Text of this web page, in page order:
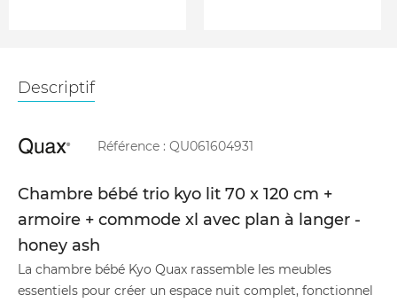
Descriptif
Référence : QU061604931
Chambre bébé trio kyo lit 70 x 120 cm +
armoire + commode xl avec plan à langer -
honey ash
La chambre bébé Kyo Quax rassemble les meubles
essentiels pour créer un espace nuit complet, fonctionnel